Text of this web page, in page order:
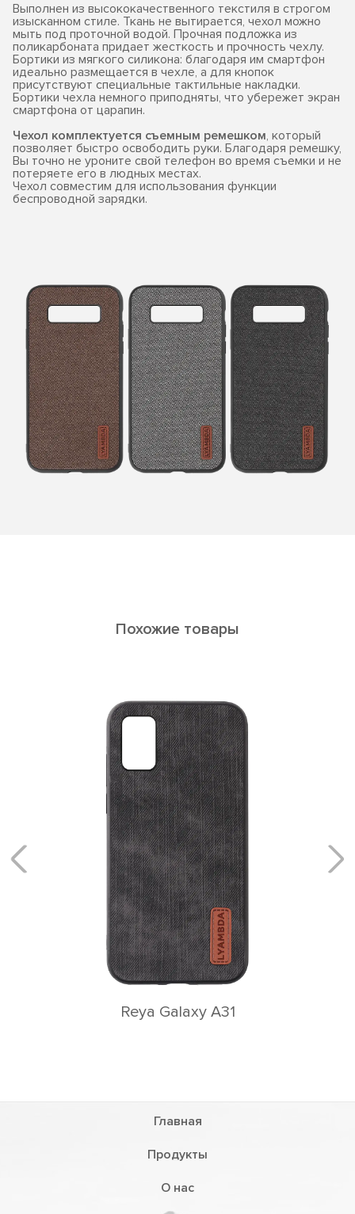
Выполнен из высококачественного текстиля в строгом
изысканном стиле. Ткань не вытирается, чехол можно
мыть под проточной водой. Прочная подложка из
поликарбоната придает жесткость и прочность чехлу.
Бортики из мягкого силикона: благодаря им смартфон
идеально размещается в чехле, а для кнопок
присутствуют специальные тактильные накладки.
Бортики чехла немного приподняты, что убережет экран
смартфона от царапин.
Чехол комплектуется съемным ремешком, который
позволяет быстро освободить руки. Благодаря ремешку,
Вы точно не уроните свой телефон во время съемки и не
потеряете его в людных местах.
Чехол совместим для использования функции
беспроводной зарядки.
Похожие товары
Reya Galaxy A31
Главная
Продукты
О нас